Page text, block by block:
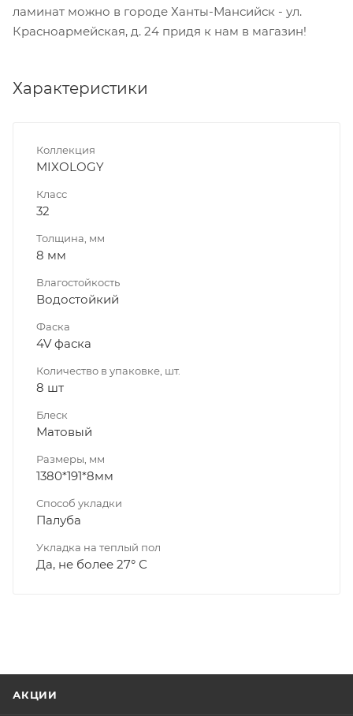
ламинат можно в городе Ханты-Мансийск - ул.
Красноармейская, д. 24 придя к нам в магазин!
Характеристики
Коллекция
MIXOLOGY
Класс
32
Толщина, мм
8 мм
Влагостойкость
Водостойкий
Фаска
4V фаска
Количество в упаковке, шт.
8 шт
Блеск
Матовый
Размеры, мм
1380*191*8мм
Способ укладки
Палуба
Укладка на теплый пол
Да, не более 27° С
АКЦИИ